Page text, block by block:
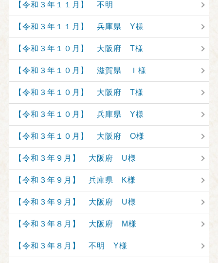
【令和３年１１月】 不明
【令和３年１１月】 兵庫県 Y様
【令和３年１０月】 大阪府 T様
【令和３年１０月】 滋賀県 Ｉ様
【令和３年１０月】 大阪府 T様
【令和３年１０月】 兵庫県 Y様
【令和３年１０月】 大阪府 O様
【令和３年９月】 大阪府 U様
【令和３年９月】 兵庫県 K様
【令和３年９月】 大阪府 U様
【令和３年８月】 大阪府 M様
【令和３年８月】 不明 Y様